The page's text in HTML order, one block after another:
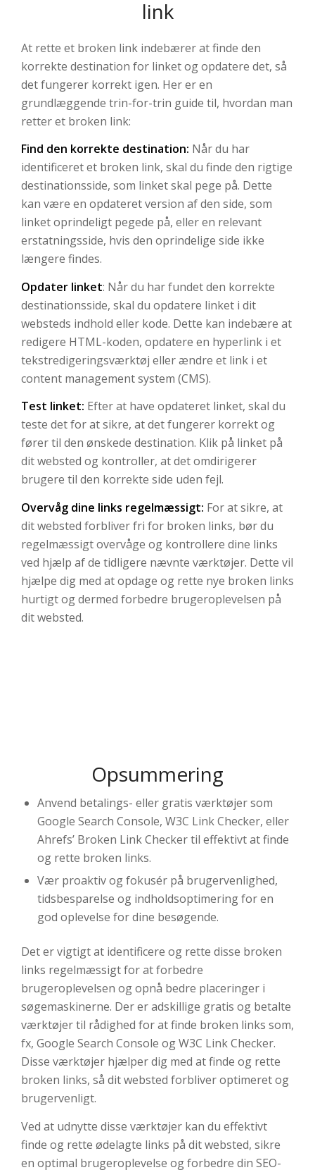
link
At rette et broken link indebærer at finde den
korrekte destination for linket og opdatere det, så
det fungerer korrekt igen. Her er en
grundlæggende trin-for-trin guide til, hvordan man
retter et broken link:
Find den korrekte destination: Når du har
identificeret et broken link, skal du finde den rigtige
destinationsside, som linket skal pege på. Dette
kan være en opdateret version af den side, som
linket oprindeligt pegede på, eller en relevant
erstatningsside, hvis den oprindelige side ikke
længere findes.
Opdater linket: Når du har fundet den korrekte
destinationsside, skal du opdatere linket i dit
websteds indhold eller kode. Dette kan indebære at
redigere HTML-koden, opdatere en hyperlink i et
tekstredigeringsværktøj eller ændre et link i et
content management system (CMS).
Test linket: Efter at have opdateret linket, skal du
teste det for at sikre, at det fungerer korrekt og
fører til den ønskede destination. Klik på linket på
dit websted og kontroller, at det omdirigerer
brugere til den korrekte side uden fejl.
Overvåg dine links regelmæssigt: For at sikre, at
dit websted forbliver fri for broken links, bør du
regelmæssigt overvåge og kontrollere dine links
ved hjælp af de tidligere nævnte værktøjer. Dette vil
hjælpe dig med at opdage og rette nye broken links
hurtigt og dermed forbedre brugeroplevelsen på
dit websted.
Opsummering
Anvend betalings- eller gratis værktøjer som
Google Search Console, W3C Link Checker, eller
Ahrefs’ Broken Link Checker til effektivt at finde
og rette broken links.
Vær proaktiv og fokusér på brugervenlighed,
tidsbesparelse og indholdsoptimering for en
god oplevelse for dine besøgende.
Det er vigtigt at identificere og rette disse broken
links regelmæssigt for at forbedre
brugeroplevelsen og opnå bedre placeringer i
søgemaskinerne. Der er adskillige gratis og betalte
værktøjer til rådighed for at finde broken links som,
fx, Google Search Console og W3C Link Checker.
Disse værktøjer hjælper dig med at finde og rette
broken links, så dit websted forbliver optimeret og
brugervenligt.
Ved at udnytte disse værktøjer kan du effektivt
finde og rette ødelagte links på dit websted, sikre
en optimal brugeroplevelse og forbedre din SEO-